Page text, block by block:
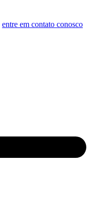
entre em contato conosco